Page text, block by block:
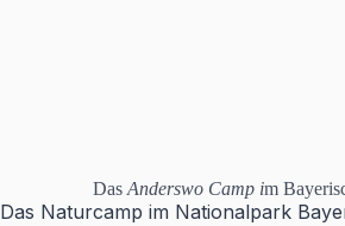
Das Anderswo Camp im
Das Naturcamp im Nationalpark